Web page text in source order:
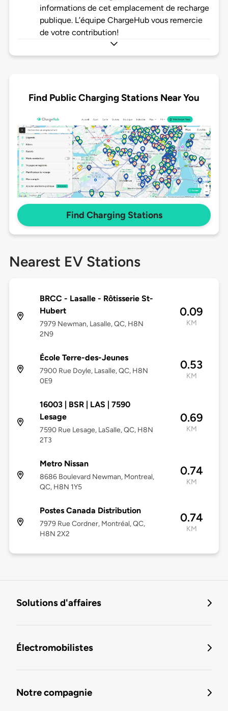
informations de cet emplacement de recharge
publique. L’équipe ChargeHub vous remercie
de votre contribution!
Find Public Charging Stations Near You
Find Charging Stations
Nearest EV Stations
BRCC - Lasalle - Rôtisserie St-
Hubert
7979 Newman, Lasalle, QC, H8N
2N9
0.09
KM
École Terre-des-Jeunes
7900 Rue Doyle, Lasalle, QC, H8N
0E9
0.53
KM
16003 | BSR | LAS | 7590
Lesage
7590 Rue Lesage, LaSalle, QC, H8N
2T3
0.69
KM
Metro Nissan
8686 Boulevard Newman, Montreal,
QC, H8N 1Y5
0.74
KM
Postes Canada Distribution
7979 Rue Cordner, Montréal, QC,
H8N 2X2
0.74
KM
Solutions d'affaires
Électromobilistes
Notre compagnie